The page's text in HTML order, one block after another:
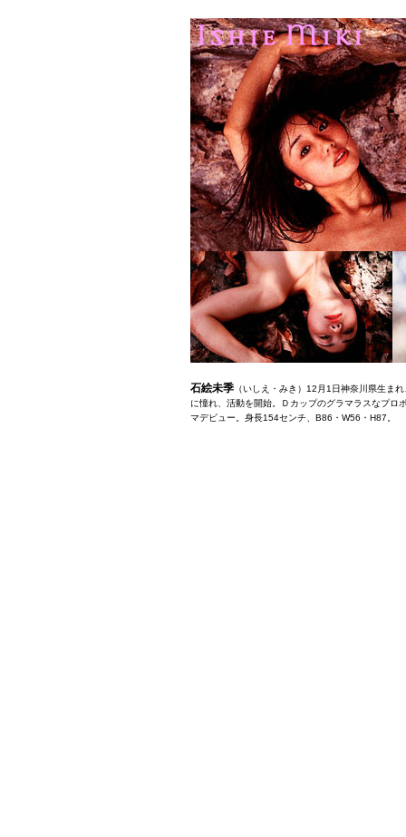
石絵未季 （いしえ・みき）12月1日神奈川県生ま
に憧れ、活動を開始。Ｄカップのグラマラスなプ
マデビュー。身長154センチ、B86・W56・H87。